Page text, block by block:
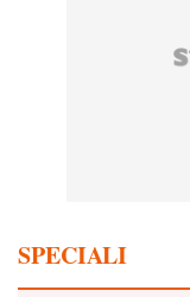
SPECIALI